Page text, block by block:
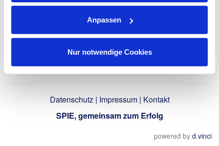
Anpassen
Nur notwendige Cookies
Datenschutz| Impressum| Kontakt
SPIE, gemeinsam zum Erfolg
powered by d.vinci